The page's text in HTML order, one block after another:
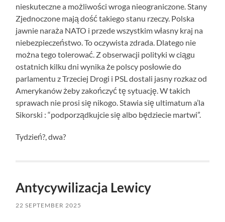
nieskuteczne a możliwości wroga nieograniczone. Stany
Zjednoczone mają dość takiego stanu rzeczy. Polska
jawnie naraża NATO i przede wszystkim własny kraj na
niebezpieczeństwo. To oczywista zdrada. Dlatego nie
można tego tolerować. Z obserwacji polityki w ciągu
ostatnich kilku dni wynika że polscy posłowie do
parlamentu z Trzeciej Drogi i PSL dostali jasny rozkaz od
Amerykanów żeby zakończyć tę sytuację. W takich
sprawach nie prosi się nikogo. Stawia się ultimatum a’la
Sikorski : “podporządkujcie się albo będziecie martwi”.
Tydzień?, dwa?
Antycywilizacja Lewicy
22 SEPTEMBER 2025